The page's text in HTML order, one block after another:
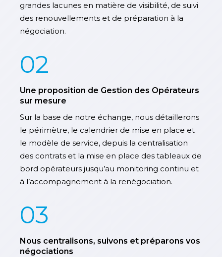
grandes lacunes en matière de visibilité, de suivi
des renouvellements et de préparation à la
négociation.
02
Une proposition de Gestion des Opérateurs
sur mesure
Sur la base de notre échange, nous détaillerons
le périmètre, le calendrier de mise en place et
le modèle de service, depuis la centralisation
des contrats et la mise en place des tableaux de
bord opérateurs jusqu’au monitoring continu et
à l’accompagnement à la renégociation.
03
Nous centralisons, suivons et préparons vos
négociations